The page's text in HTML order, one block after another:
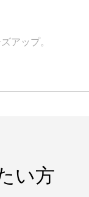
ィン
い方